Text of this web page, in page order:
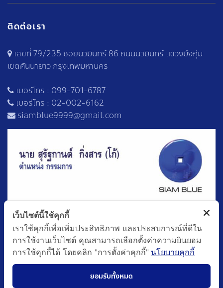
ติดต่อเรา
เลขที่ 79/235 ซอยนวมินทร์ 86 ถนนนวมินทร์ แขวงบึงกุ่ม
เขตคันนายาว กรุงเทพมหานคร
เบอร์โทร : 099-701-6787
เบอร์โทร : 02-002-6162
siamblue9999@gmail.com
เว็บไซต์นี้ใช้คุกกี้
เราใช้คุกกี้เพื่อเพิ่มประสิทธิภาพ และประสบการณ์ที่ดีใน
การใช้งานเว็บไซต์ คุณสามารถเลือกตั้งค่าความยินยอม
การใช้คุกกี้ได้ โดยคลิก "การตั้งค่าคุกกี้" นโยบายคุกกี้
ยอมรับทั้งหมด